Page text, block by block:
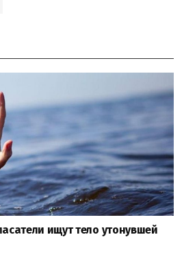
ищут тело утонувшей